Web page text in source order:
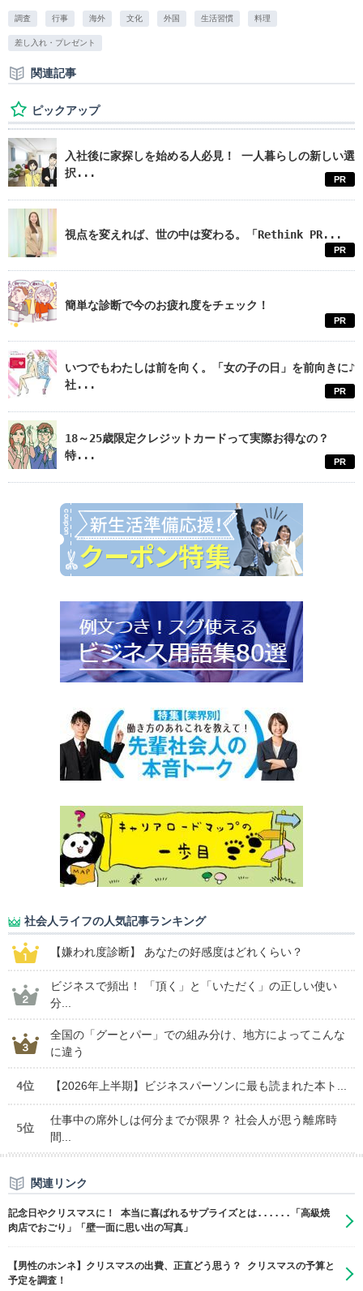
調査 行事 海外 文化 外国 生活習慣 料理
差し入れ・プレゼント
関連記事
ピックアップ
入社後に家探しを始める人必見！ 一人暮らしの新しい選
択...
PR
視点を変えれば、世の中は変わる。「Rethink PR...
PR
簡単な診断で今のお疲れ度をチェック！
PR
いつでもわたしは前を向く。「女の子の日」を前向きに♪
社...
PR
18～25歳限定クレジットカードって実際お得なの？
特...
PR
社会人ライフの人気記事ランキング
【嫌われ度診断】 あなたの好感度はどれくらい？
ビジネスで頻出！ 「頂く」と「いただく」の正しい使い
分...
全国の「グーとパー」での組み分け、地方によってこんな
に違う
4位 【2026年上半期】ビジネスパーソンに最も読まれた本ト...
5位
仕事中の席外しは何分までが限界？ 社会人が思う離席時
間...
関連リンク
記念日やクリスマスに！ 本当に喜ばれるサプライズとは......「高級焼
肉店でおごり」「壁一面に思い出の写真」
【男性のホンネ】クリスマスの出費、正直どう思う？ クリスマスの予算と
予定を調査！